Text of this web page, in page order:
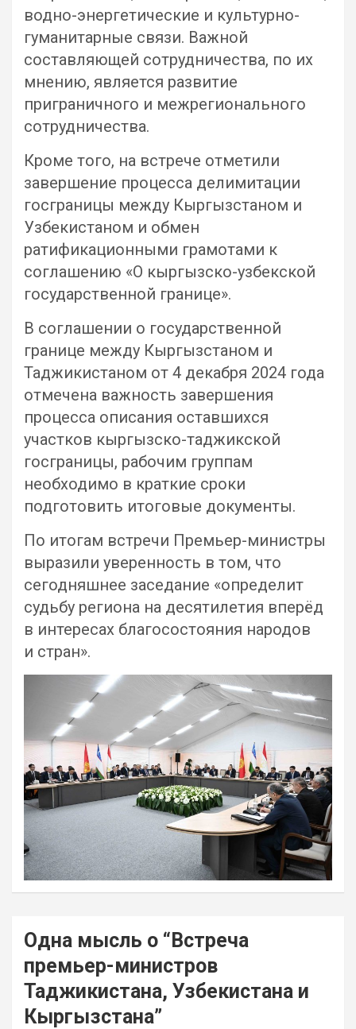
водно-энергетические и культурно-
гуманитарные связи. Важной
составляющей сотрудничества, по их
мнению, является развитие
приграничного и межрегионального
сотрудничества.
Кроме того, на встрече отметили
завершение процесса делимитации
госграницы между Кыргызстаном и
Узбекистаном и обмен
ратификационными грамотами к
соглашению «О кыргызско-узбекской
государственной границе».
В соглашении о государственной
границе между Кыргызстаном и
Таджикистаном от 4 декабря 2024 года
отмечена важность завершения
процесса описания оставшихся
участков кыргызско-таджикской
госграницы, рабочим группам
необходимо в краткие сроки
подготовить итоговые документы.
По итогам встречи Премьер-министры
выразили уверенность в том, что
сегодняшнее заседание «определит
судьбу региона на десятилетия вперёд
в интересах благосостояния народов
и стран».
Навигация
по
записям
Одна мысль о “ Встреча
премьер-министров
Таджикистана, Узбекистана и
Кыргызстана”